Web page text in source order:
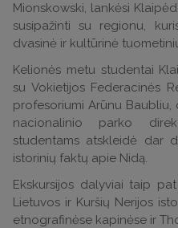
Mionskowski, lankėsi
susipažinti su regionu,
dvasinė ir kultūrinė
Kelionės metu studentai
su Vokietijos Federacinės
profesoriumi Arūnu Baubliu,
nacionalinio parko
studentams atskleidė dar
istorinių faktų apie Nidą.
Ekskursijos dalyviai taip
Lietuvos ir Kuršių Nerijos
etnografinėse kapinėse ir